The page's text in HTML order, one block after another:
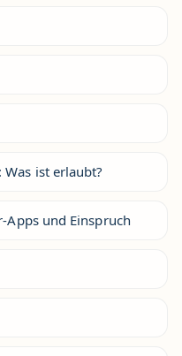
ist erlaubt?
Apps und Einspruch